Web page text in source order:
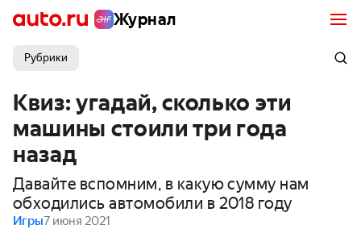
Журнал
Рубрики
Квиз: угадай, сколько эти
машины стоили три года
назад
Давайте вспомним, в какую сумму нам
обходились автомобили в 2018 году
Игры7 июня 2021